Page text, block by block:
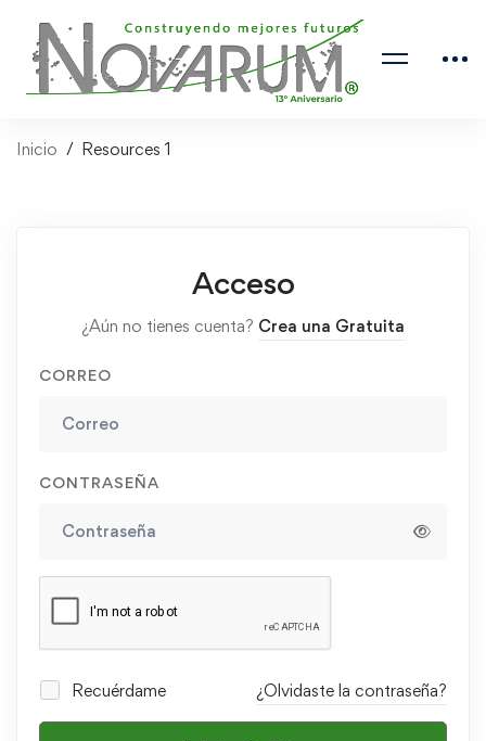
Inicio Resources 1
Acceso
¿Aún no tienes cuenta? Crea una Gratuita
CORREO
CONTRASEÑA
Recuérdame ¿Olvidaste la contraseña?